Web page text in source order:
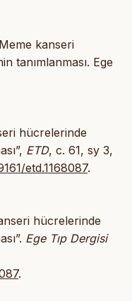
kanseri
tanımlanması. Ege
hücrelerinde
ETD, c. 61, sy 3,
etd.1168087.
hücrelerinde
Ege Tıp Dergisi
.